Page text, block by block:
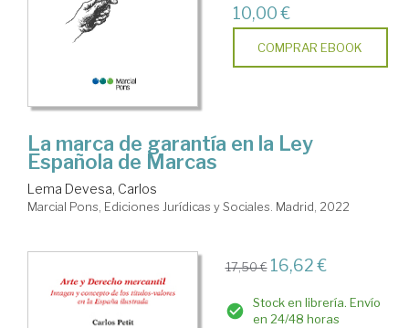
10,00 €
COMPRAR EBOOK
La marca de garantía en la Ley
Española de Marcas
Lema Devesa, Carlos
Marcial Pons, Ediciones Jurídicas y Sociales. Madrid, 2022
17,50 € 16,62 €
Stock en librería. Envío
en 24/48 horas